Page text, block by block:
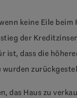
keine Eile
der
ist, dass die
das Haus zu